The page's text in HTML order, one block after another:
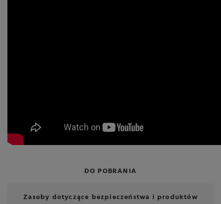
DO POBRANIA
Zasoby dotyczące bezpieczeństwa i produktów